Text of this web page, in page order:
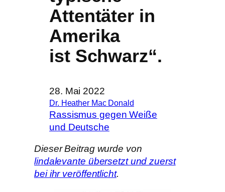
Attentäter in
Amerika
ist Schwarz“.
28. Mai 2022
Dr. Heather Mac Donald
Rassismus gegen Weiße
und Deutsche
Dieser Beitrag wurde von
lindalevante übersetzt und zuerst
bei ihr veröffentlicht.